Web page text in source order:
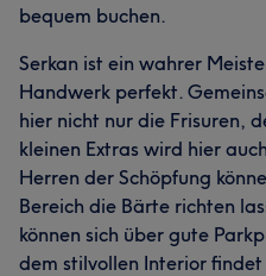
bequem buchen.
Serkan ist ein wahrer
Handwerk perfekt.
hier nicht nur die Frisuren,
kleinen Extras wird hier
Herren der Schöpfung
Bereich die Bärte richten
können sich über gute
dem stilvollen Interior